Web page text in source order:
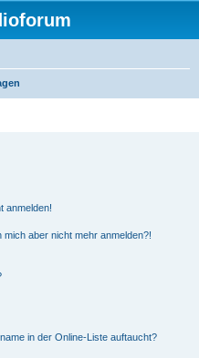
anmelden!
aber nicht mehr anmelden?!
in der Online-Liste auftaucht?